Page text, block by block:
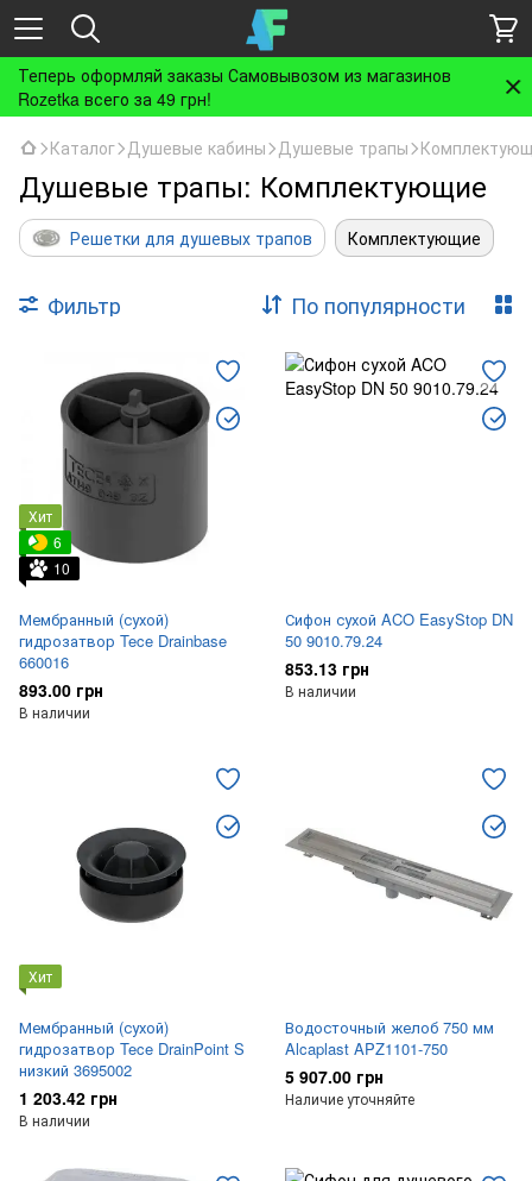
Теперь оформляй заказы Самовывозом из магазинов
Rozetka всего за 49 грн!
Каталог Душевые кабины Душевые трапы
Душевые трапы: Комплектующие
Решетки для душевых трапов Комплектующие
Фильтр По популярности
Хит
6
10
Мембранный (сухой)
гидрозатвор Tece Drainbase
660016
893.00 грн
В наличии
Сифон сухой ACO EasyStop DN
50 9010.79.24
853.13 грн
В наличии
Хит
Мембранный (сухой)
гидрозатвор Tece DrainPoint S
низкий 3695002
1 203.42 грн
В наличии
Водосточный желоб 750 мм
Alcaplast APZ1101-750
5 907.00 грн
Наличие уточняйте